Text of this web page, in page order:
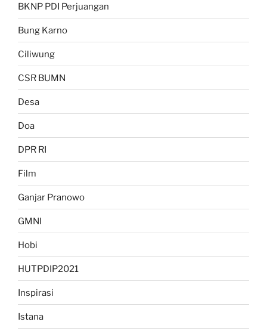
BKNP PDI Perjuangan
Bung Karno
Ciliwung
CSR BUMN
Desa
Doa
DPR RI
Film
Ganjar Pranowo
GMNI
Hobi
HUTPDIP2021
Inspirasi
Istana